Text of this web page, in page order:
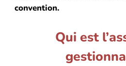
convention.
Qui est